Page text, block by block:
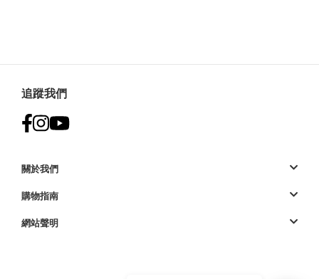
追蹤我們
關於我們
購物指南
網站聲明